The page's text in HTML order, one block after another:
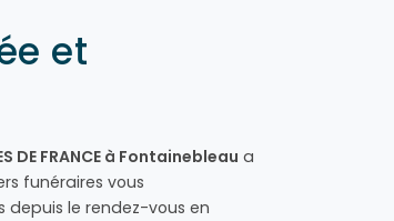
et
DE FRANCE à Fontainebleau a
funéraires vous
le rendez-vous en